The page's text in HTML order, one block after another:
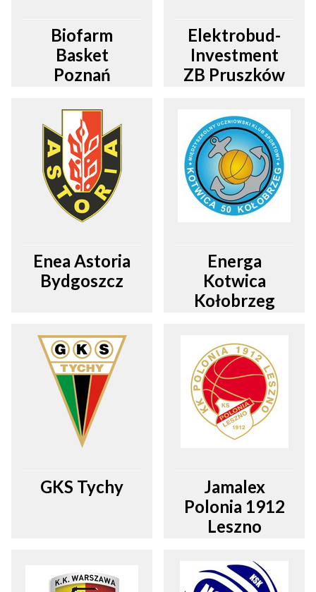
Biofarm
Basket
Poznań
Elektrobud-
Investment
ZB Pruszków
Enea Astoria
Bydgoszcz
Energa
Kotwica
Kołobrzeg
GKS Tychy
Jamalex
Polonia 1912
Leszno